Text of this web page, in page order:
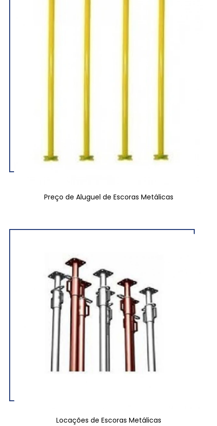
Preço de Aluguel de Escoras Metálicas
Locações de Escoras Metálicas